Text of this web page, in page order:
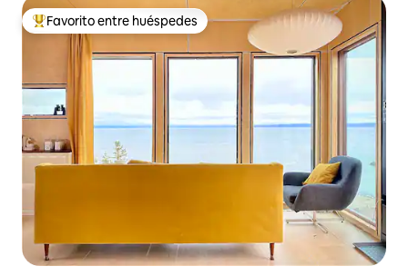
Favorito entre huéspedes preferido
Favorito entre huéspedes